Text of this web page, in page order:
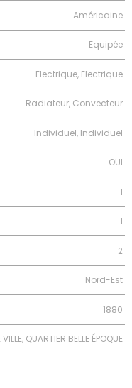
Américaine
Equipée
Electrique, Electrique
Radiateur, Convecteur
Individuel, Individuel
OUI
1
1
2
Nord-Est
1880
QUARTIER BELLE ÉPOQUE